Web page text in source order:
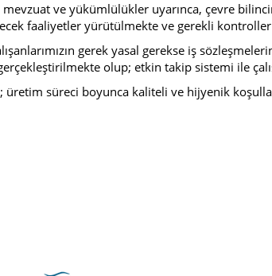
ve yükümlülükler uyarınca, çevre
faaliyetler yürütülmekte ve gerekli kontroller
gerek yasal gerekse iş
olup; etkin takip sistemi ile
üretim süreci boyunca kaliteli ve hijyenik